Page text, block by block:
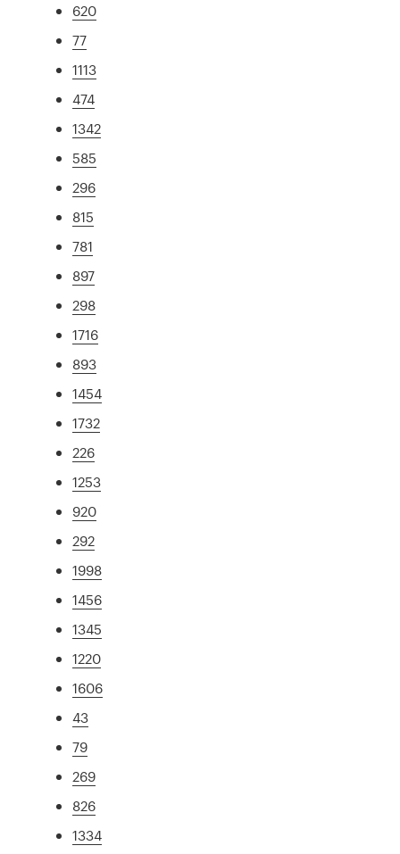
620
77
1113
474
1342
585
296
815
781
897
298
1716
893
1454
1732
226
1253
920
292
1998
1456
1345
1220
1606
43
79
269
826
1334